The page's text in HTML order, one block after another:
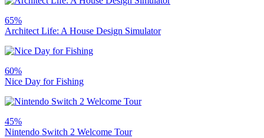
65%
Architect Life: A House Design Simulator
60%
Nice Day for Fishing
45%
Nintendo Switch 2 Welcome Tour